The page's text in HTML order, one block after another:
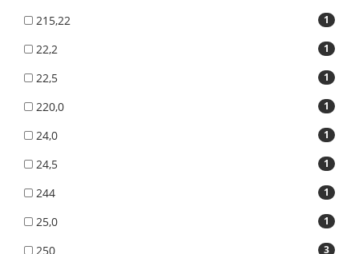
1
215,22
1
22,2
1
22,5
1
220,0
1
24,0
1
24,5
1
244
1
25,0
3
250